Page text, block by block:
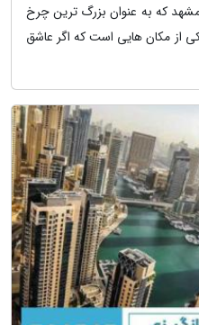
که به عنوان بزرگ ترین چرخ
از مکان هایی است که اگر عاشق